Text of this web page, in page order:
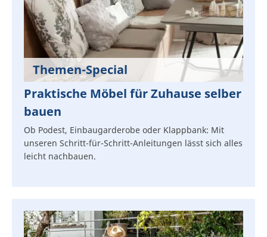
Themen-Special
Praktische Möbel für Zuhause selber
bauen
Ob Podest, Einbaugarderobe oder Klappbank: Mit
unseren Schritt-für-Schritt-Anleitungen lässt sich alles
leicht nachbauen.